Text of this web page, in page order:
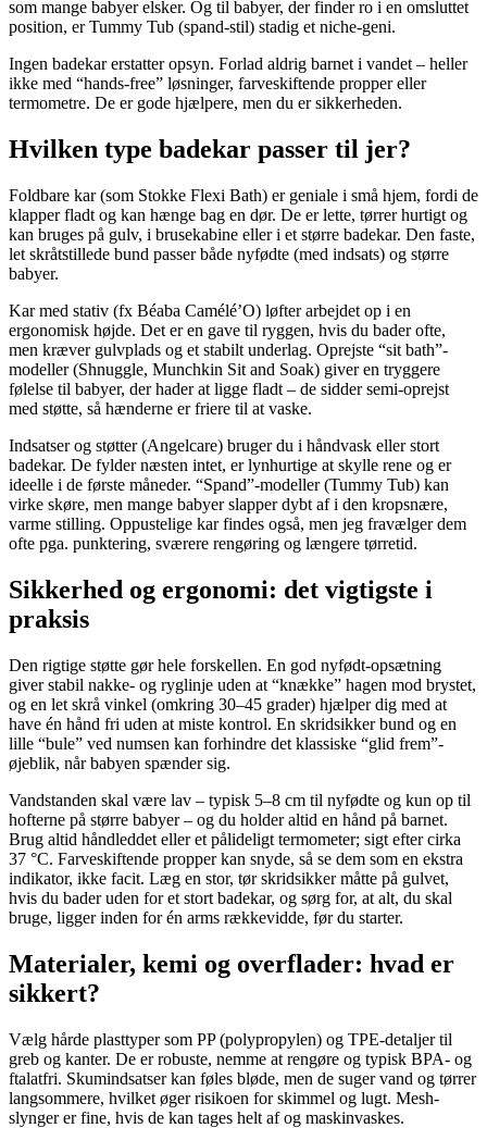
som mange babyer elsker. Og til babyer, der finder ro i en omsluttet
position, er Tummy Tub (spand-stil) stadig et niche-geni.
Ingen badekar erstatter opsyn. Forlad aldrig barnet i vandet – heller
ikke med “hands-free” løsninger, farveskiftende propper eller
termometre. De er gode hjælpere, men du er sikkerheden.
Hvilken type badekar passer til jer?
Foldbare kar (som Stokke Flexi Bath) er geniale i små hjem, fordi de
klapper fladt og kan hænge bag en dør. De er lette, tørrer hurtigt og
kan bruges på gulv, i brusekabine eller i et større badekar. Den faste,
let skråtstillede bund passer både nyfødte (med indsats) og større
babyer.
Kar med stativ (fx Béaba Camélé’O) løfter arbejdet op i en
ergonomisk højde. Det er en gave til ryggen, hvis du bader ofte,
men kræver gulvplads og et stabilt underlag. Oprejste “sit bath”-
modeller (Shnuggle, Munchkin Sit and Soak) giver en tryggere
følelse til babyer, der hader at ligge fladt – de sidder semi-oprejst
med støtte, så hænderne er friere til at vaske.
Indsatser og støtter (Angelcare) bruger du i håndvask eller stort
badekar. De fylder næsten intet, er lynhurtige at skylle rene og er
ideelle i de første måneder. “Spand”-modeller (Tummy Tub) kan
virke skøre, men mange babyer slapper dybt af i den kropsnære,
varme stilling. Oppustelige kar findes også, men jeg fravælger dem
ofte pga. punktering, sværere rengøring og længere tørretid.
Sikkerhed og ergonomi: det vigtigste i
praksis
Den rigtige støtte gør hele forskellen. En god nyfødt-opsætning
giver stabil nakke- og ryglinje uden at “knække” hagen mod brystet,
og en let skrå vinkel (omkring 30–45 grader) hjælper dig med at
have én hånd fri uden at miste kontrol. En skridsikker bund og en
lille “bule” ved numsen kan forhindre det klassiske “glid frem”-
øjeblik, når babyen spænder sig.
Vandstanden skal være lav – typisk 5–8 cm til nyfødte og kun op til
hofterne på større babyer – og du holder altid en hånd på barnet.
Brug altid håndleddet eller et pålideligt termometer; sigt efter cirka
37 °C. Farveskiftende propper kan snyde, så se dem som en ekstra
indikator, ikke facit. Læg en stor, tør skridsikker måtte på gulvet,
hvis du bader uden for et stort badekar, og sørg for, at alt, du skal
bruge, ligger inden for én arms rækkevidde, før du starter.
Materialer, kemi og overflader: hvad er
sikkert?
Vælg hårde plasttyper som PP (polypropylen) og TPE-detaljer til
greb og kanter. De er robuste, nemme at rengøre og typisk BPA- og
ftalatfri. Skumindsatser kan føles bløde, men de suger vand og tørrer
langsommere, hvilket øger risikoen for skimmel og lugt. Mesh-
slynger er fine, hvis de kan tages helt af og maskinvaskes.